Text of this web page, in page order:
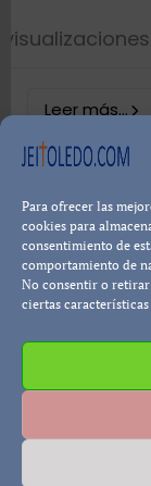
Para ofrecer las
cookies para
consentimiento de
comportamiento de
No consentir o retirar
ciertas
el
se